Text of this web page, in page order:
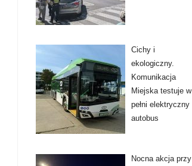
Cichy i
ekologiczny.
Komunikacja
Miejska testuje w
pełni elektryczny
autobus
Nocna akcja przy